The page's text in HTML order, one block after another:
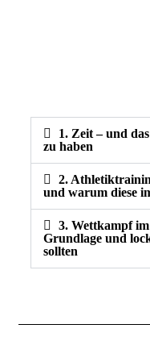
1. Zeit – und
zu haben
2.
und warum diese
3. Wettkampf
Grundlage und
sollten